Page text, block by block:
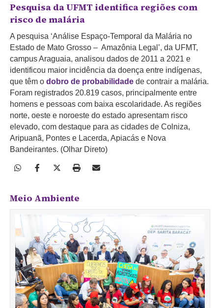
Pesquisa da UFMT identifica regiões com
risco de malária
A pesquisa ‘Análise Espaço-Temporal da Malária no
Estado de Mato Grosso – Amazônia Legal’, da UFMT,
campus Araguaia, analisou dados de 2011 a 2021 e
identificou maior incidência da doença entre indígenas,
que têm o dobro de probabilidade de contrair a malária.
Foram registrados 20.819 casos, principalmente entre
homens e pessoas com baixa escolaridade. As regiões
norte, oeste e noroeste do estado apresentam risco
elevado, com destaque para as cidades de Colniza,
Aripuanã, Pontes e Lacerda, Apiacás e Nova
Bandeirantes. (Olhar Direto)
Meio Ambiente